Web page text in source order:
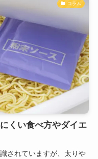
コラム
くい食べ方やダイエ
されていますが、太りや